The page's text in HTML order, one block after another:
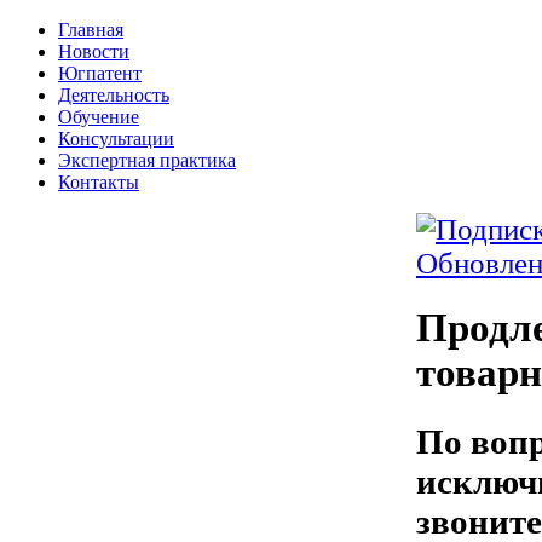
Главная
Новости
Югпатент
Деятельность
Обучение
Консультации
Экспертная практика
Контакты
По